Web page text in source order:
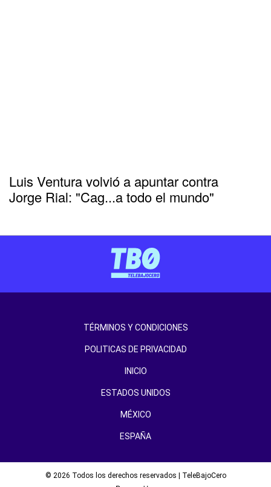
Luis Ventura volvió a apuntar contra
Jorge Rial: "Cag...a todo el mundo"
TÉRMINOS Y CONDICIONES
POLITICAS DE PRIVACIDAD
INICIO
ESTADOS UNIDOS
MÉXICO
ESPAÑA
© 2026 Todos los derechos reservados | TeleBajoCero